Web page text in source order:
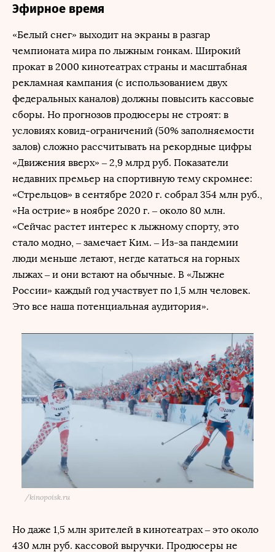
Эфирное время
«Белый снег» выходит на экраны в разгар
чемпионата мира по лыжным гонкам. Широкий
прокат в 2000 кинотеатрах страны и масштабная
рекламная кампания (с использованием двух
федеральных каналов) должны повысить кассовые
сборы. Но прогнозов продюсеры не строят: в
условиях ковид-ограничений (50% заполняемости
залов) сложно рассчитывать на рекордные цифры
«Движения вверх» – 2,9 млрд руб. Показатели
недавних премьер на спортивную тему скромнее:
«Стрельцов» в сентябре 2020 г. собрал 354 млн руб.,
«На острие» в ноябре 2020 г. – около 80 млн.
«Сейчас растет интерес к лыжному спорту, это
стало модно, – замечает Ким. – Из-за пандемии
люди меньше летают, негде кататься на горных
лыжах – и они встают на обычные. В «Лыжне
России» каждый год участвует по 1,5 млн человек.
Это все наша потенциальная аудитория».
/kinopoisk.ru
Но даже 1,5 млн зрителей в кинотеатрах – это около
430 млн руб. кассовой выручки. Продюсеры не